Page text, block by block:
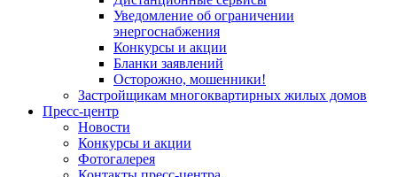
Уведомление об ограничении
энергоснабжения
Конкурсы и акции
Бланки заявлений
Осторожно, мошенники!
Застройщикам многоквартирных жилых домов
Пресс-центр
Новости
Конкурсы и акции
Фотогалерея